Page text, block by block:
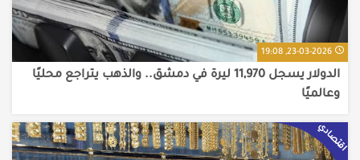
23-03-2026, 19:08
الدولار يسجل 11,970 ليرة في دمشق.. والذهب يتراجع محليًا
وعالميًا
اقتصادي